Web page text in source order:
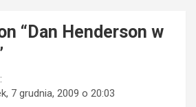
“ Dan Henderson w
7 grudnia, 2009 o 20:03